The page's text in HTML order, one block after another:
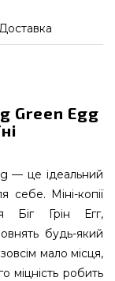
Доставка
Green Egg
— це ідеальний
себе. Міні-копії
Біг Грін Егг,
будь-який
мало місця,
міцність робить